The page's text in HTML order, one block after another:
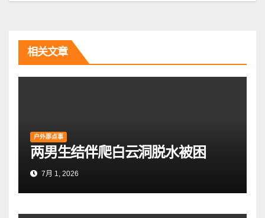
航
相关文章
户外那点事
两男生结伴爬白云洞脱水被困
7月 1, 2026